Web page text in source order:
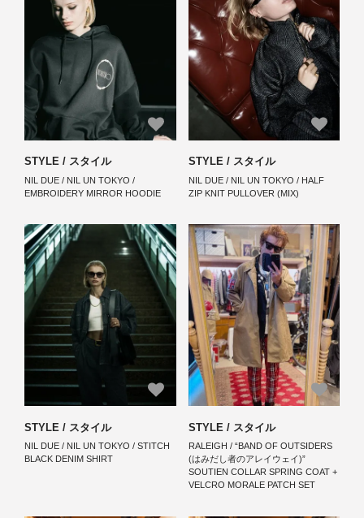
STYLE / スタイル
NIL DUE / NIL UN TOKYO /
EMBROIDERY MIRROR HOODIE
STYLE / スタイル
NIL DUE / NIL UN TOKYO / HALF
ZIP KNIT PULLOVER (MIX)
STYLE / スタイル
NIL DUE / NIL UN TOKYO / STITCH
BLACK DENIM SHIRT
STYLE / スタイル
RALEIGH / “BAND OF OUTSIDERS
(はみだし者のアレイウェイ)”
SOUTIEN COLLAR SPRING COAT +
VELCRO MORALE PATCH SET